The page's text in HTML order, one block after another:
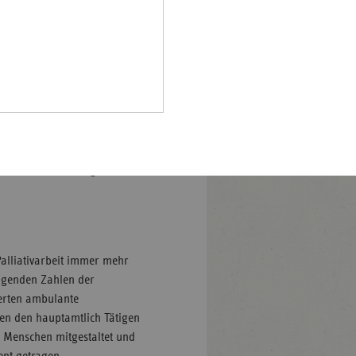
25 ambulanten
getragen,
Tabu darstellen,
selbstbestimmt
immer mehr
Zahlen der
ambulante
den hauptamtlich Tätigen
mitgestaltet und